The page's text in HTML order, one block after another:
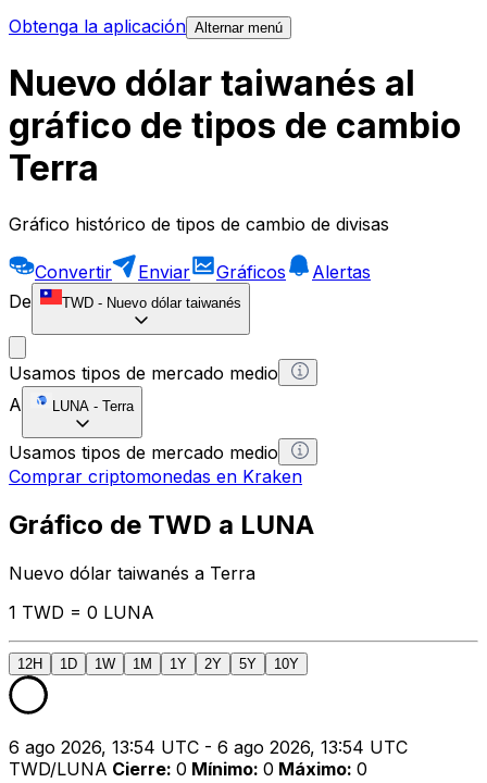
Obtenga la aplicación Alternar menú
Nuevo dólar taiwanés al
gráfico de tipos de cambio
Terra
Gráfico histórico de tipos de cambio de divisas
Convertir Enviar Gráficos
Alertas
De
TWD - Nuevo dólar taiwanés
Usamos tipos de mercado medio
A
LUNA - Terra
Usamos tipos de mercado medio
Comprar criptomonedas en Kraken
Gráfico de TWD a LUNA
Nuevo dólar taiwanés a Terra
1 TWD = 0 LUNA
12H 1D 1W 1M 1Y 2Y 5Y 10Y
6 ago 2026, 13:54 UTC - 6 ago 2026, 13:54 UTC
TWD/LUNA Cierre: 0 Mínimo: 0 Máximo: 0